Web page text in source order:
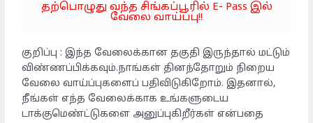
தற்பொழுது வந்த சிங்கப்பூரில் E- Pass இல்
வேலை வாய்ப்பு!!
குறிப்பு : இந்த வேலைக்கான தகுதி இருந்தால் மட்டும்
விண்ணப்பிக்கவும்.நாங்கள் தினந்தோறும் நிறைய
வேலை வாய்ப்புகளைப் பதிவிடுகிறோம். இதனால்,
நீங்கள் எந்த வேலைக்காக உங்களுடைய
டாக்குமெண்ட்டுகளை அனுப்புகிறீர்கள் என்பதை